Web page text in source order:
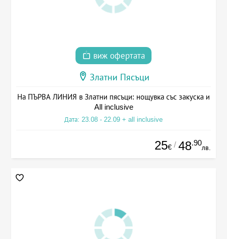
виж офертата
Златни Пясъци
На ПЪРВА ЛИНИЯ в Златни пясъци: нощувка със закуска и
All inclusive
Дата: 23.08 - 22.09 + all inclusive
25€ / 48.90
лв.